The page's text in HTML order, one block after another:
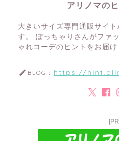
アリノマの
大きいサイズ専門通販サイ
す。 ぽっちゃりさんがファ
ゃれコーデのヒントをお届け
BLOG： https://